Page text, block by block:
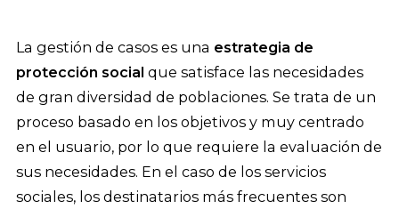
La gestión de casos es una estrategia de
protección social que satisface las necesidades
de gran diversidad de poblaciones. Se trata de un
proceso basado en los objetivos y muy centrado
en el usuario, por lo que requiere la evaluación de
sus necesidades. En el caso de los servicios
sociales, los destinatarios más frecuentes son